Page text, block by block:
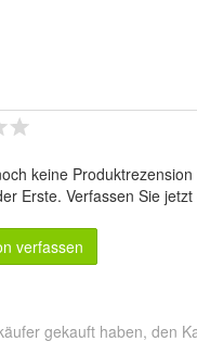
keine
Erste. Verfassen Sie
verfassen
gekauft haben, den